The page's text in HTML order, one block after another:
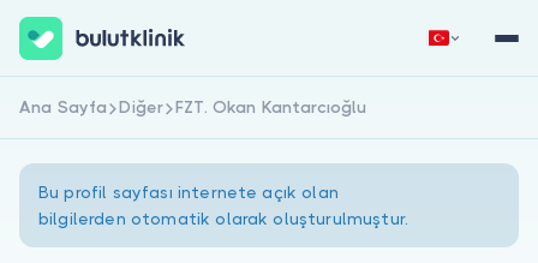
Hemen Kaydol Giriş Yap
Ana Sayfa Diğer FZT. Okan Kantarcıoğlu
Bu profil sayfası internete açık olan
bilgilerden otomatik olarak oluşturulmuştur.